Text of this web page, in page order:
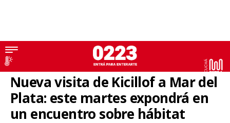
Provincia
Nueva visita de Kicillof a Mar del
Plata: este martes expondrá en
un encuentro sobre hábitat